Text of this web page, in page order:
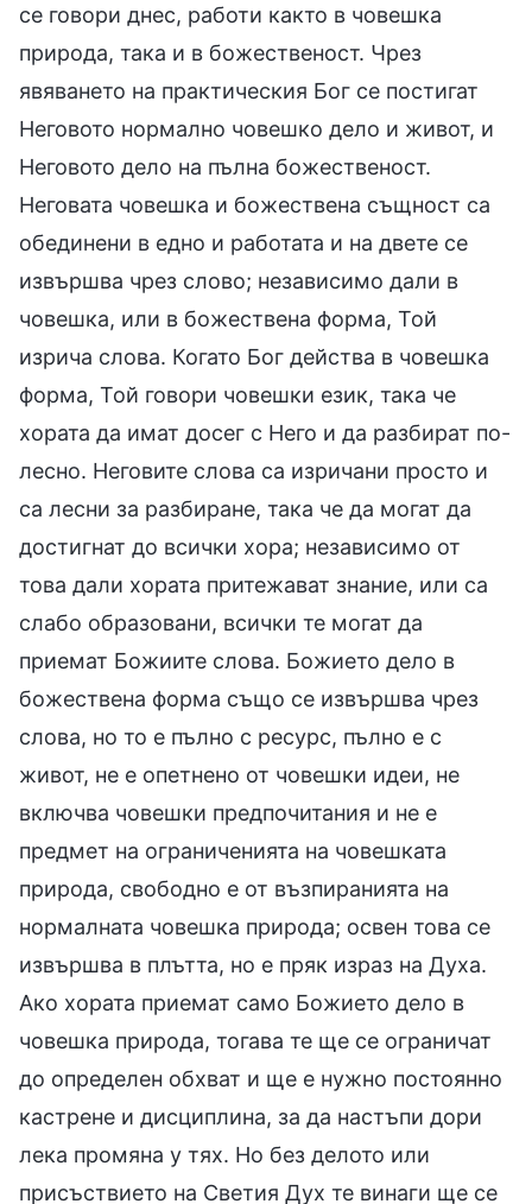
се говори днес, работи както в човешка
природа, така и в божественост. Чрез
явяването на практическия Бог се постигат
Неговото нормално човешко дело и живот, и
Неговото дело на пълна божественост.
Неговата човешка и божествена същност са
обединени в едно и работата и на двете се
извършва чрез слово; независимо дали в
човешка, или в божествена форма, Той
изрича слова. Когато Бог действа в човешка
форма, Той говори човешки език, така че
хората да имат досег с Него и да разбират по-
лесно. Неговите слова са изричани просто и
са лесни за разбиране, така че да могат да
достигнат до всички хора; независимо от
това дали хората притежават знание, или са
слабо образовани, всички те могат да
приемат Божиите слова. Божието дело в
божествена форма също се извършва чрез
слова, но то е пълно с ресурс, пълно е с
живот, не е опетнено от човешки идеи, не
включва човешки предпочитания и не е
предмет на ограниченията на човешката
природа, свободно е от възпиранията на
нормалната човешка природа; освен това се
извършва в плътта, но е пряк израз на Духа.
Ако хората приемат само Божието дело в
човешка природа, тогава те ще се ограничат
до определен обхват и ще е нужно постоянно
кастрене и дисциплина, за да настъпи дори
лека промяна у тях. Но без делото или
присъствието на Светия Дух те винаги ще се